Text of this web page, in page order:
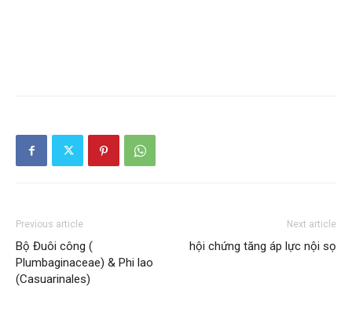
Previous article
Bộ Đuôi công (
Plumbaginaceae) & Phi lao
(Casuarinales)
Next article
hội chứng tăng áp lực nội sọ